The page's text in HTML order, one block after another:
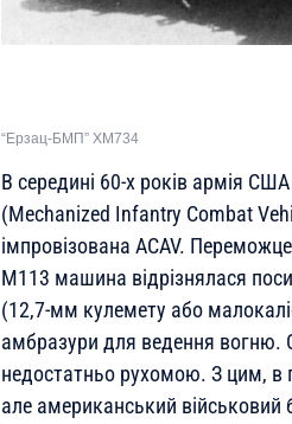
“Ерзац-БМП” ХМ734
В середині 60-х років армія
(Mechanized Infantry Combat
імпровізована ACAV.
М113 машина відрізнялася
(12,7-мм кулемету або
амбразури для ведення вогню.
недостатньо рухомою. З цим, в
але американський